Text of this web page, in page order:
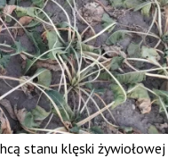
stanu klęski żywiołowej